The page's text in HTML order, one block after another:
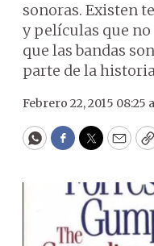
sonoras. Existen
y películas que
que las bandas
parte de la
Febrero 22, 2015 08:25
WhatsApp
Facebook
Twitter